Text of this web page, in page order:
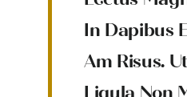
In Dapibus
Am Risus.
Ligula Non